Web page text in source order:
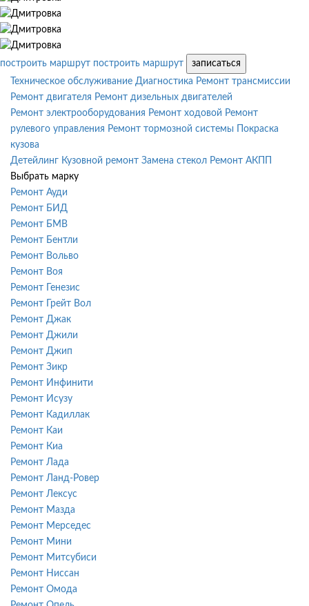
построить маршрут построить маршрут
записаться
Техническое обслуживание Диагностика Ремонт трансмиссии
Ремонт двигателя Ремонт дизельных двигателей
Ремонт электрооборудования Ремонт ходовой Ремонт
рулевого управления Ремонт тормозной системы
Покраска
кузова
Детейлинг Кузовной ремонт Замена стекол Ремонт АКПП
Выбрать марку
Ремонт Ауди
Ремонт БИД
Ремонт БМВ
Ремонт Бентли
Ремонт Вольво
Ремонт Воя
Ремонт Генезис
Ремонт Грейт Вол
Ремонт Джак
Ремонт Джили
Ремонт Джип
Ремонт Зикр
Ремонт Инфинити
Ремонт Исузу
Ремонт Кадиллак
Ремонт Каи
Ремонт Киа
Ремонт Лада
Ремонт Ланд-Ровер
Ремонт Лексус
Ремонт Мазда
Ремонт Мерседес
Ремонт Мини
Ремонт Митсубиси
Ремонт Ниссан
Ремонт Омода